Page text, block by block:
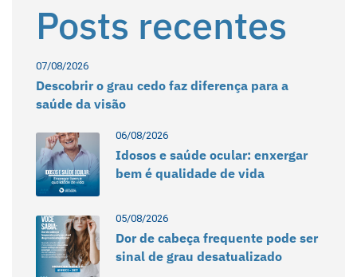
Posts recentes
07/08/2026
Descobrir o grau cedo faz diferença para a
saúde da visão
06/08/2026
Idosos e saúde ocular: enxergar
bem é qualidade de vida
05/08/2026
Dor de cabeça frequente pode ser
sinal de grau desatualizado